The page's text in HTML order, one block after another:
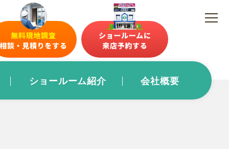
ショールーム紹介 会社概要